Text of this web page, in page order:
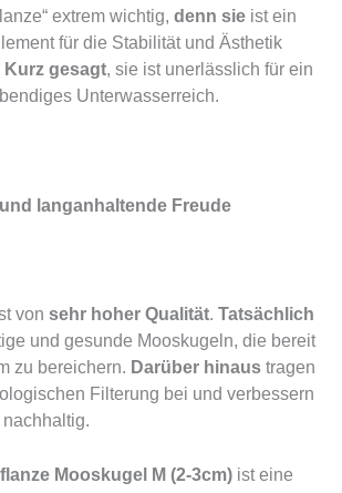
extrem wichtig, denn sie ist ein
für die Stabilität und Ästhetik
Kurz gesagt, sie ist unerlässlich für ein
Unterwasserreich.
langanhaltende Freude
von sehr hoher Qualität. Tatsächlich
und gesunde Mooskugeln, die bereit
zu bereichern. Darüber hinaus tragen
Filterung bei und verbessern
Mooskugel M (2-3cm) ist eine